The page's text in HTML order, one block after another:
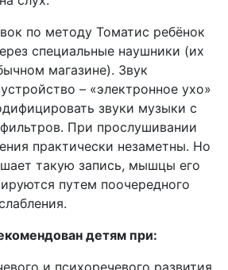
по методу Томатис ребёнок
специальные наушники (их
магазине). Звук
– «электронное ухо»
звуки музыки с
При прослушивании
практически незаметны. Но
такую запись, мышцы его
путем поочередного
детям при:
и психоречевого развития